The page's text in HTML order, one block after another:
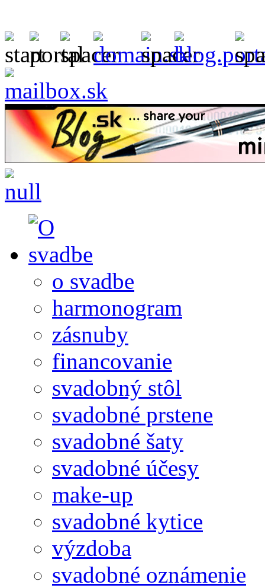
o svadbe
harmonogram
zásnuby
financovanie
svadobný stôl
svadobné prstene
svadobné šaty
svadobné účesy
make-up
svadobné kytice
výzdoba
svadobné oznámenie